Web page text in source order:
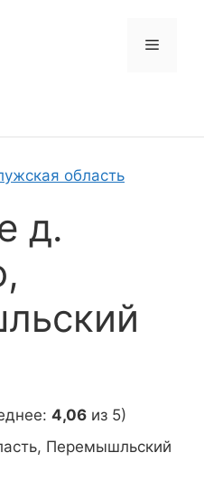
Меню
область
д.
4,06 из 5)
Перемышльский